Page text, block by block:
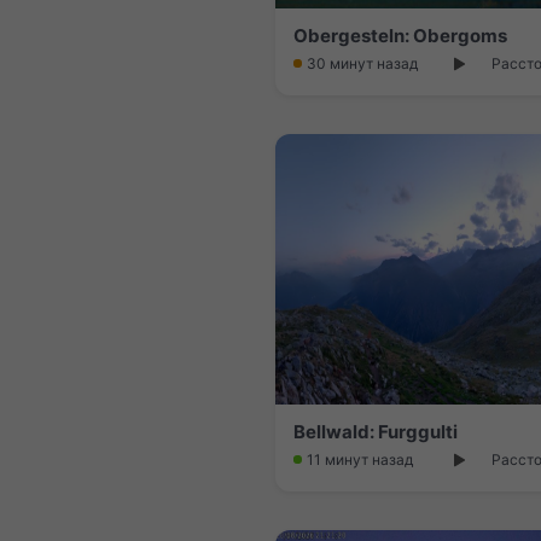
Obergesteln: Obergoms
30 минут назад
Bellwald: Furggulti
11 минут назад